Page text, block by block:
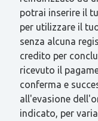
potrai inserire il
per utilizzare il
senza alcuna
credito per
ricevuto il
conferma e
all'evasione
indicato, per